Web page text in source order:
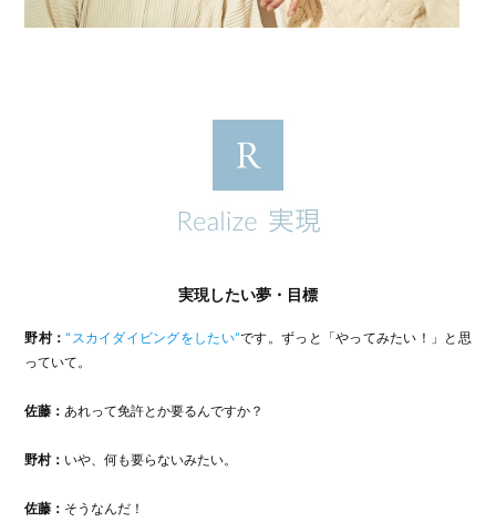
実現したい夢・目標
野村： “スカイダイビングをしたい”です。ずっと「やってみたい！」と思
っていて。
佐藤：あれって免許とか要るんですか？
野村： いや、何も要らないみたい。
佐藤： そうなんだ！